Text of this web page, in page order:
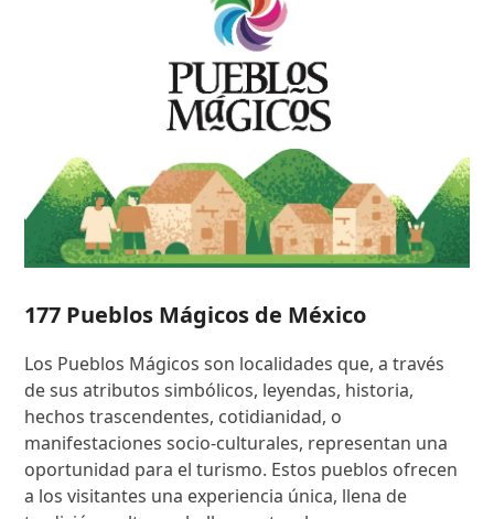
177 Pueblos Mágicos de México
Los Pueblos Mágicos son localidades que, a través
de sus atributos simbólicos, leyendas, historia,
hechos trascendentes, cotidianidad, o
manifestaciones socio-culturales, representan una
oportunidad para el turismo. Estos pueblos ofrecen
a los visitantes una experiencia única, llena de